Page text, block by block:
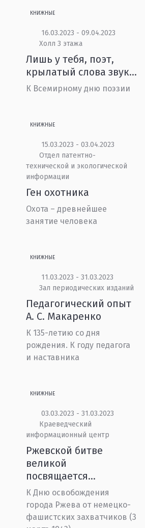
КНИЖНЫЕ
16.03.2023 - 09.04.2023
Холл 3 этажа
Лишь у тебя, поэт,
крылатый слова звук…
К Всемирному дню поэзии
КНИЖНЫЕ
15.03.2023 - 03.04.2023
Отдел патентно-
технической и экологической
информации
Ген охотника
Охота – древнейшее
занятие человека
КНИЖНЫЕ
11.03.2023 - 31.03.2023
Зал периодических изданий
Педагогический опыт
А. С. Макаренко
К 135-летию со дня
рождения. К году педагога
и наставника
КНИЖНЫЕ
03.03.2023 - 31.03.2023
Краеведческий
информационный центр
Ржевской битве
великой
посвящается...
К Дню освобождения
города Ржева от немецко-
фашистских захватчиков (3